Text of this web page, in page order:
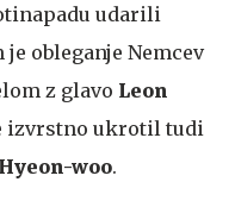
udarili
obleganje Nemcev
z glavo Leon
izvrstno ukrotil tudi
woo.